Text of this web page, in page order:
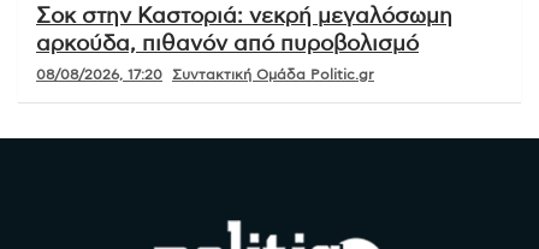
Σοκ στην Καστοριά: νεκρή μεγαλόσωμη
αρκούδα, πιθανόν από πυροβολισμό
08/08/2026, 17:20 Συντακτική Ομάδα Politic.gr